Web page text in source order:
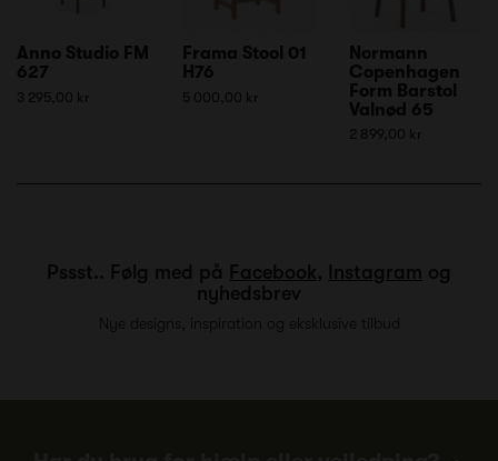
Anno Studio FM
627
3 295,00 kr
Frama Stool 01
H76
5 000,00 kr
Normann
Copenhagen
Form Barstol
Valnød 65
2 899,00 kr
Pssst.. Følg med på Facebook, Instagram og
nyhedsbrev
Nye designs, inspiration og eksklusive tilbud